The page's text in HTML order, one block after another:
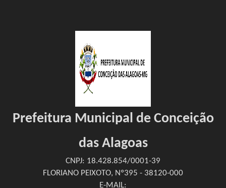
Prefeitura Municipal de Conceição
das Alagoas
CNPJ: 18.428.854/0001-39
FLORIANO PEIXOTO, Nº395 - 38120-000
E-MAIL: